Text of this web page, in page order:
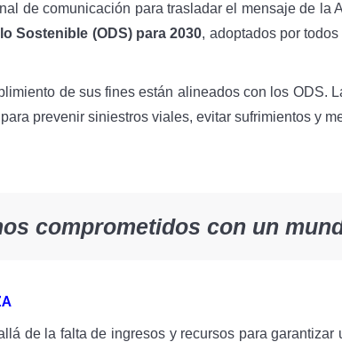
de comunicación para trasladar el mensaje de la
Sostenible (ODS) para 2030, adoptados por
de sus fines están alineados con los ODS.
prevenir siniestros viales, evitar sufrimientos y
comprometidos con un
de la falta de ingresos y recursos para